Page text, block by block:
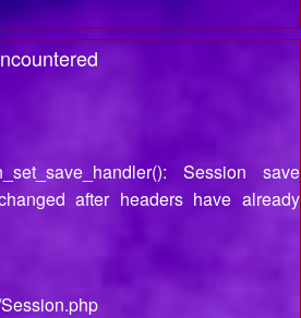
Session save
after headers have already